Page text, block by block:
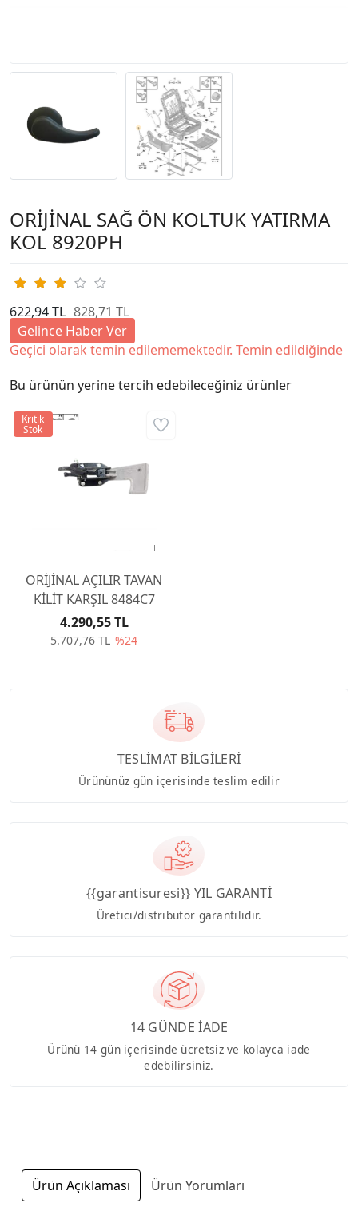
ORİJİNAL SAĞ ÖN KOLTUK YATIRMA
KOL 8920PH
622,94 TL 828,71 TL
Gelince Haber Ver
Geçici olarak temin edilememektedir. Temin edildiğinde
Bu ürünün yerine tercih edebileceğiniz ürünler
ORİJİNAL AÇILIR TAVAN
KİLİT KARŞIL 8484C7
5.707,76 TL %24
4.290,55 TL
Kritik
Stok
TESLİMAT BİLGİLERİ
Ürününüz gün içerisinde teslim edilir
{{garantisuresi}} YIL GARANTİ
Üretici/distribütör garantilidir.
14 GÜNDE İADE
Ürünü 14 gün içerisinde ücretsiz ve kolayca iade
edebilirsiniz.
Ürün Açıklaması Ürün Yorumları